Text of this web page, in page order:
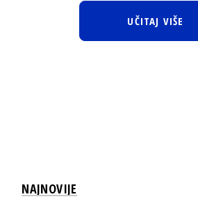
UČITAJ VIŠE
NAJNOVIJE